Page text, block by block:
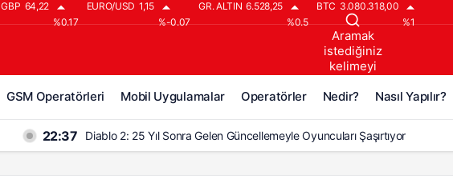
GBP 64,22
%0.17
EURO/USD 1,15
%-0.07
GR. ALTIN 6.528,25
%0.5
BTC 3.080.318,00
%1
Aramak
istediğiniz
kelimeyi
GSM Operatörleri Mobil Uygulamalar Operatörler Nedir? Nasıl Yapılır?
22:37 Diablo 2: 25 Yıl Sonra Gelen Güncellemeyle Oyuncuları Şaşırtıyor